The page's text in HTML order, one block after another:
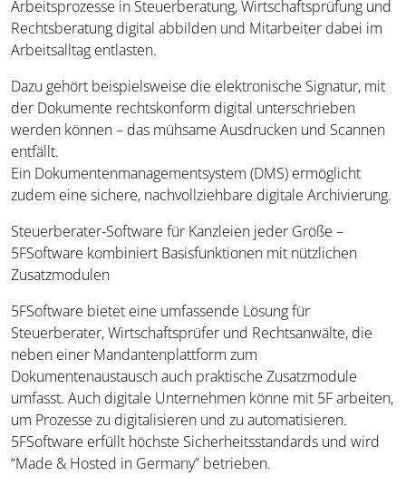
Arbeitsprozesse in Steuerberatung, Wirtschaftsprüfung und
Rechtsberatung digital abbilden und Mitarbeiter dabei im
Arbeitsalltag entlasten.
Dazu gehört beispielsweise die elektronische Signatur, mit
der Dokumente rechtskonform digital unterschrieben
werden können – das mühsame Ausdrucken und Scannen
entfällt.
Ein Dokumentenmanagementsystem (DMS) ermöglicht
zudem eine sichere, nachvollziehbare digitale Archivierung.
Steuerberater-Software für Kanzleien jeder Größe –
5FSoftware kombiniert Basisfunktionen mit nützlichen
Zusatzmodulen
5FSoftware bietet eine umfassende Lösung für
Steuerberater, Wirtschaftsprüfer und Rechtsanwälte, die
neben einer Mandantenplattform zum
Dokumentenaustausch auch praktische Zusatzmodule
umfasst. Auch digitale Unternehmen könne mit 5F arbeiten,
um Prozesse zu digitalisieren und zu automatisieren.
5FSoftware erfüllt höchste Sicherheitsstandards und wird
“Made & Hosted in Germany” betrieben.